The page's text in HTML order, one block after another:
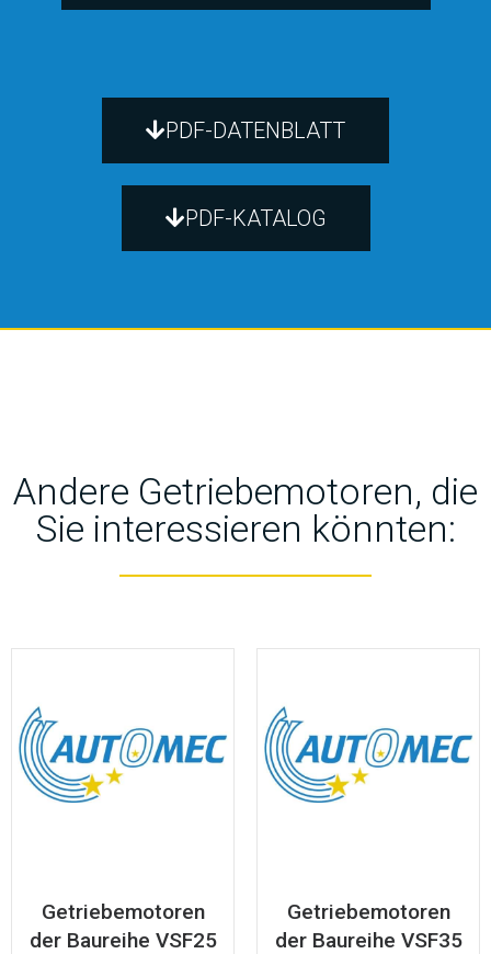
PDF-DATENBLATT
PDF-KATALOG
Andere Getriebemotoren, die
Sie interessieren könnten:
Getriebemotoren
der Baureihe VSF25
Getriebemotoren
der Baureihe VSF35